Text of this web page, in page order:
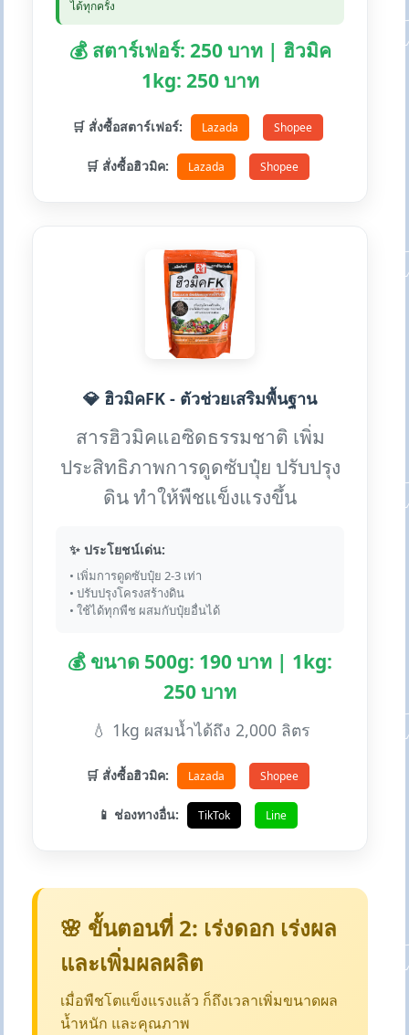
ได้ทุกครั้ง
💰 สตาร์เฟอร์: 250 บาท | ฮิวมิค
1kg: 250 บาท
🛒 สั่งซื้อสตาร์เฟอร์: Lazada Shopee
🛒 สั่งซื้อฮิวมิค: Lazada Shopee
💎 ฮิวมิคFK - ตัวช่วยเสริมพื้นฐาน
สารฮิวมิคแอซิดธรรมชาติ เพิ่ม
ประสิทธิภาพการดูดซับปุ๋ย ปรับปรุง
ดิน ทำให้พืชแข็งแรงขึ้น
✨ ประโยชน์เด่น:
• เพิ่มการดูดซับปุ๋ย 2-3 เท่า
• ปรับปรุงโครงสร้างดิน
• ใช้ได้ทุกพืช ผสมกับปุ๋ยอื่นได้
💰 ขนาด 500g: 190 บาท | 1kg:
250 บาท
💧 1kg ผสมน้ำได้ถึง 2,000 ลิตร
🛒 สั่งซื้อฮิวมิค: Lazada Shopee
📱 ช่องทางอื่น: TikTok Line
🌸 ขั้นตอนที่ 2: เร่งดอก เร่งผล
และเพิ่มผลผลิต
เมื่อพืชโตแข็งแรงแล้ว ก็ถึงเวลาเพิ่มขนาดผล
น้ำหนัก และคุณภาพ